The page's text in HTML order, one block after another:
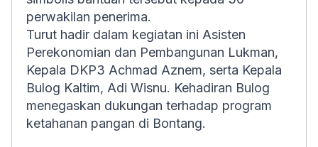
perwakilan penerima.
Turut hadir dalam kegiatan ini Asisten
Perekonomian dan Pembangunan Lukman,
Kepala DKP3 Achmad Aznem, serta Kepala
Bulog Kaltim, Adi Wisnu. Kehadiran Bulog
menegaskan dukungan terhadap program
ketahanan pangan di Bontang.